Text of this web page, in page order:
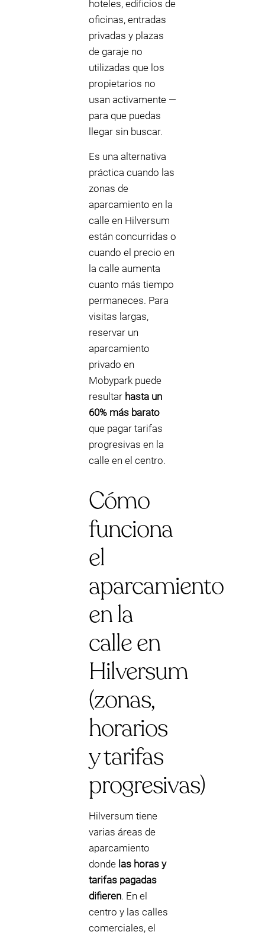
hoteles, edificios de
oficinas, entradas
privadas y plazas
de garaje no
utilizadas que los
propietarios no
usan activamente —
para que puedas
llegar sin buscar.
Es una alternativa
práctica cuando las
zonas de
aparcamiento en la
calle en Hilversum
están concurridas o
cuando el precio en
la calle aumenta
cuanto más tiempo
permaneces. Para
visitas largas,
reservar un
aparcamiento
privado en
Mobypark puede
resultar hasta un
60% más barato
que pagar tarifas
progresivas en la
calle en el centro.
Cómo
funciona
el
aparcamiento
en la
calle en
Hilversum
(zonas,
horarios
y tarifas
progresivas)
Hilversum tiene
varias áreas de
aparcamiento
donde las horas y
tarifas pagadas
difieren. En el
centro y las calles
comerciales, el